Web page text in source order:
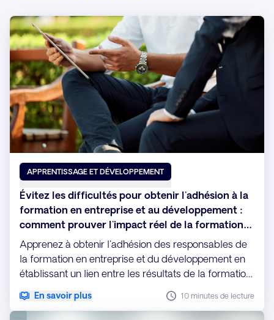
APPRENTISSAGE ET DÉVELOPPEMENT
Évitez les difficultés pour obtenir l'adhésion à la
formation en entreprise et au développement :
comment prouver l'impact réel de la formation
sur l'activité
Apprenez à obtenir l'adhésion des responsables de
la formation en entreprise et du développement en
établissant un lien entre les résultats de la formation
et les liquidités, les bénéfices, la croissance, les
actifs et les ressources humaines. Passez des
En savoir plus 10 minutes de lecture